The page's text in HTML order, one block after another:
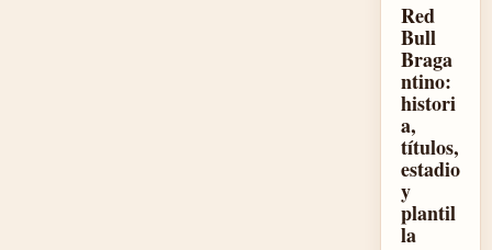
Red
Bull
Braga
ntino:
histori
a,
títulos,
estadio
y
plantil
la